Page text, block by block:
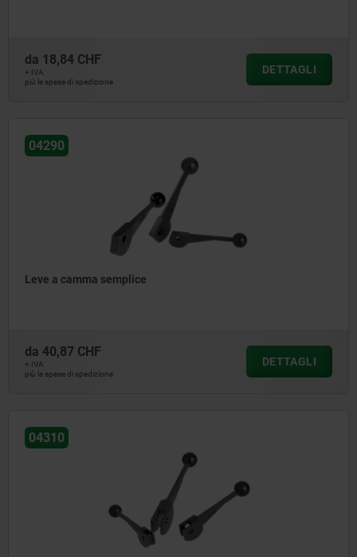
da 18,84 CHF
+ IVA
più le spese di spedizione
DETTAGLI
04290
Leve a camma semplice
da 40,87 CHF
+ IVA
più le spese di spedizione
DETTAGLI
04310